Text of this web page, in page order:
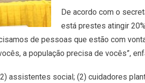
De acordo com o
está prestes atingir
de pessoas que estão com
a população precisa de vocês”,
assistentes social; (2) cuidadores